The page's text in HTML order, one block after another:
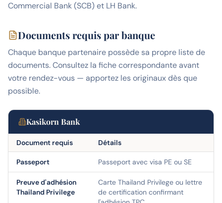
Commercial Bank (SCB) et LH Bank.
Documents requis par banque
Chaque banque partenaire possède sa propre liste de
documents. Consultez la fiche correspondante avant
votre rendez-vous — apportez les originaux dès que
possible.
Kasikorn Bank
Document requis Détails
Passeport Passeport avec visa PE ou SE
Preuve d'adhésion
Thailand Privilege
Carte Thailand Privilege ou lettre
de certification confirmant